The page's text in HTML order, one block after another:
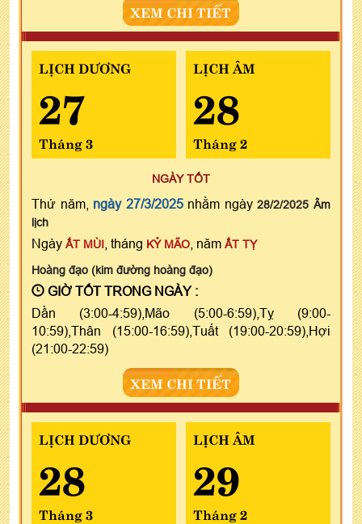
XEM CHI TIẾT
LỊCH DƯƠNG
27
Tháng 3
LỊCH ÂM
28
Tháng 2
NGÀY TỐT
Thứ năm, ngày 27/3/2025nhằm ngày28/2/2025 Âm
lịch
Ngày ẤT MÙI , tháng KỶ MÃO , năm ẤT TỴ
Hoàng đạo (kim đường hoàng đạo)
GIỜ TỐT TRONG NGÀY :
Dần (3:00-4:59),Mão (5:00-6:59),Tỵ (9:00-
10:59),Thân (15:00-16:59),Tuất (19:00-20:59),Hợi
(21:00-22:59)
XEM CHI TIẾT
LỊCH DƯƠNG
28
Tháng 3
LỊCH ÂM
29
Tháng 2